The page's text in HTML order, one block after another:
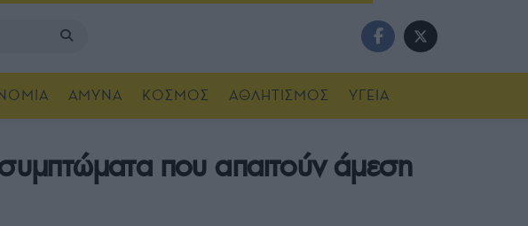
ΑΜΥΝΑ ΚΟΣΜΟΣ ΑΘΛΗΤΙΣΜΟΣ ΥΓΕΙΑ
που απαιτούν άμεση